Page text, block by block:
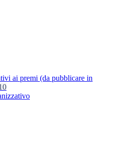
ai premi (da pubblicare in